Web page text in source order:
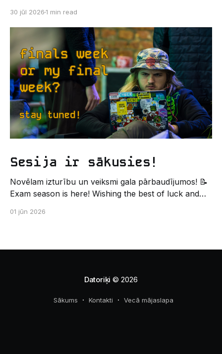
Un kas gan būtu labāks veids, kā iepazīt savu jauno
dzīvi LU EZTF datoriķu vidē, par došanos uz
leģendāro “Sējienu”? 🐱 Šī pirmsaristoteļa nometne
palīdzēs tev iegūt pirmos draugus, ieskatu studenta
30 jūl 20261 min read
Sesija ir sākusies!
Novēlam izturību un veiksmi gala pārbaudījumos! 📝
Exam season is here! Wishing the best of luck and
pašpārvaldes komunikācijas virziens
01 jūn 2026
Datoriķi © 2026
Sākums Kontakti Vecā mājaslapa